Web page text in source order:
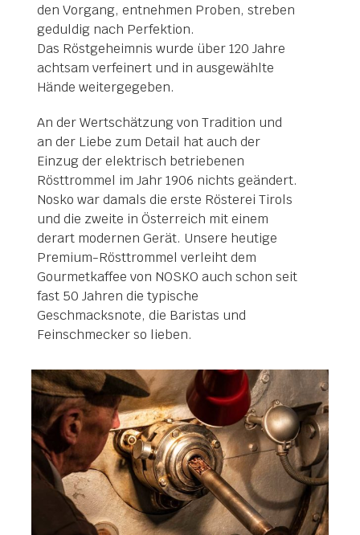
den Vorgang, entnehmen Proben, streben
geduldig nach Perfektion.
Das Röstgeheimnis wurde über 120 Jahre
achtsam verfeinert und in ausgewählte
Hände weitergegeben.
An der Wertschätzung von Tradition und
an der Liebe zum Detail hat auch der
Einzug der elektrisch betriebenen
Rösttrommel im Jahr 1906 nichts geändert.
Nosko war damals die erste Rösterei Tirols
und die zweite in Österreich mit einem
derart modernen Gerät. Unsere heutige
Premium-Rösttrommel verleiht dem
Gourmetkaffee von NOSKO auch schon seit
fast 50 Jahren die typische
Geschmacksnote, die Baristas und
Feinschmecker so lieben.